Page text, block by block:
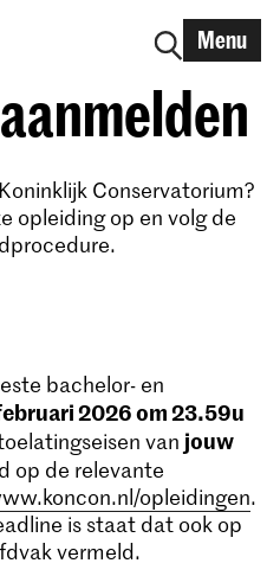
Menu
Conservatorium?
opleiding op en volg de
bachelor- en
2026 om 23.59u
van jouw
op de relevante
opleidingen.
is staat dat ook op
vermeld.